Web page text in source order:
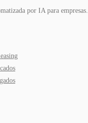
por IA para empresas.